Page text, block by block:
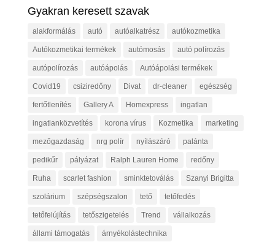
Gyakran keresett szavak
alakformálás autó autóalkatrész autókozmetika
Autókozmetikai termékek autómosás autó polírozás
autópolírozás autóápolás Autóápolási termékek
Covid19 csiziredőny Divat dr-cleaner egészség
fertőtlenítés Gallery A Homexpress ingatlan
ingatlanközvetítés korona vírus Kozmetika marketing
mezőgazdaság nrg polír nyílászáró palánta
pedikűr pályázat Ralph Lauren Home redőny
Ruha scarlet fashion sminktetoválás Szanyi Brigitta
szolárium szépségszalon tető tetőfedés
tetőfelújítás tetőszigetelés Trend vállalkozás
állami támogatás árnyékolástechnika